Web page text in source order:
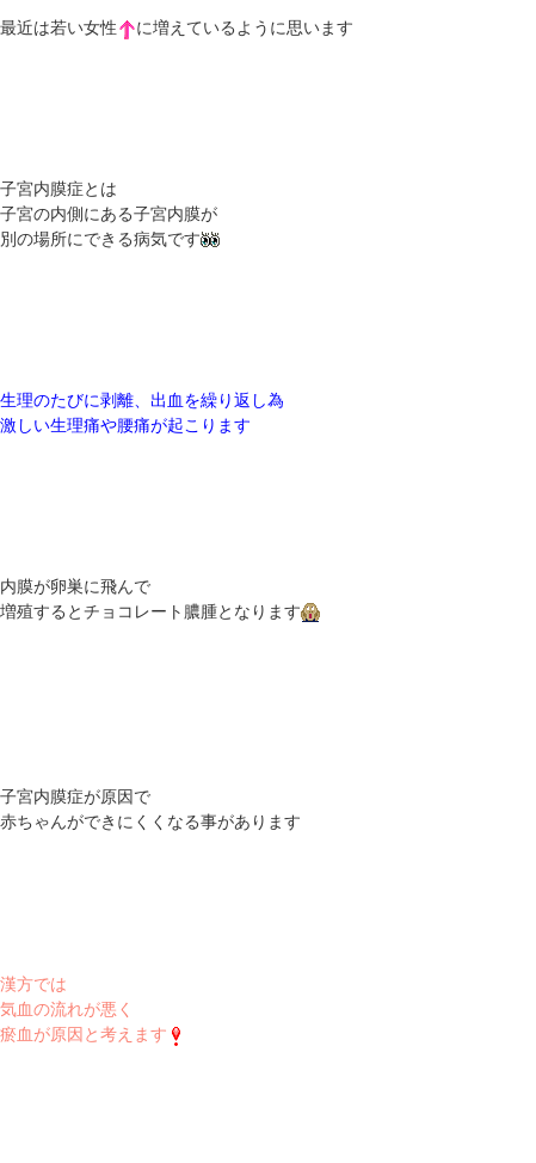
最近は若い女性 に増えているように思います
子宮内膜症とは
子宮の内側にある子宮内膜が
別の場所にできる病気です
生理のたびに剥離、出血を繰り返し為
激しい生理痛や腰痛が起こります
内膜が卵巣に飛んで
増殖するとチョコレート膿腫となります
子宮内膜症が原因で
赤ちゃんができにくくなる事があります
漢方では
気血の流れが悪く
瘀血が原因と考えます